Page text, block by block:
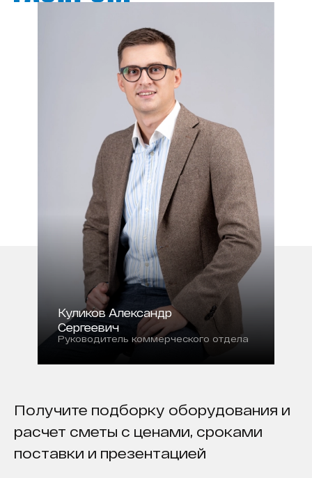
Куликов Александр
Сергеевич
Руководитель коммерческого отдела
Получите подборку оборудования и
расчет сметы с ценами, сроками
поставки и презентацией